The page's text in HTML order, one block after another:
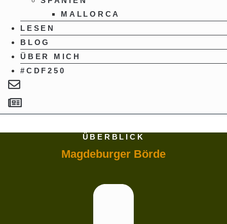
MALLORCA
LESEN
BLOG
ÜBER MICH
#CDF250
ÜBERBLICK
Magdeburger Börde